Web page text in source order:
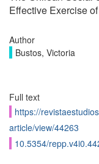
Effective Exercise
Author
Bustos, Victoria
Full text
https://
article/view/44263
10.5354/